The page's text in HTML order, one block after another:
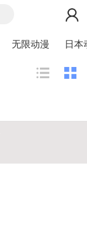
无限动漫 日本